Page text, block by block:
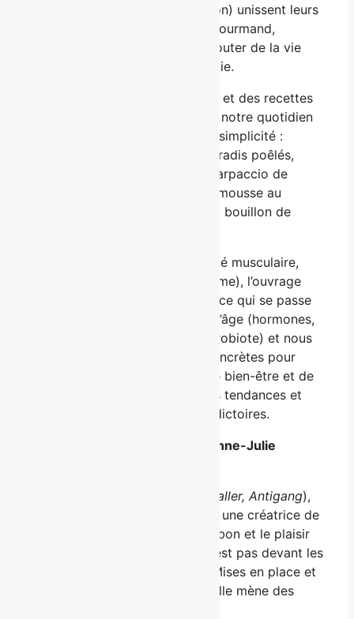
Anne-Julie Tessier (PhD, nutrition) unissent leurs
talents pour offrir un ouvrage gourmand,
éclairant et bienveillant pour ajouter de la vie
aux années et des années à la vie.
Au menu, des astuces brillantes et des recettes
inspirées qui visent à rehausser notre quotidien
sous le signe du plaisir et de la simplicité :
falafels, yogourt aux herbes et radis poêlés,
galette rustique aux abricots, carpaccio de
saumon et salade d’orge perlé, mousse au
chocolat et à l’huile de noisette, bouillon de
Divisé en quatre chapitres (santé musculaire,
cognitive, mentale et à long terme), l’ouvrage
nous aide à mieux comprendre ce qui se passe
dans le corps qui change avec l’âge (hormones,
masse musculaire, énergie, microbiote) et nous
offre des pistes de solutions concrètes pour
améliorer la trajectoire de notre bien-être et de
notre longévité en faisant fi des tendances et
des injonctions souvent contradictoires.
Catherine St-Laurent et Dre Anne-Julie
District 31, L’air d’aller, Antigang),
est aussi une créatrice de
contenu qui célèbre le beau, le bon et le plaisir
de se rassembler. Quand elle n’est pas devant les
caméras, elle signe l’infolettre Mises en place et
anime À la carte, une série où elle mène des